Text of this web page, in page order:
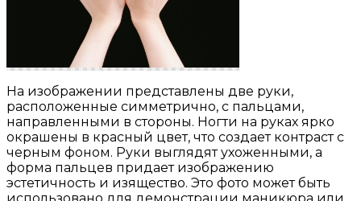
На изображении представлены две руки,
расположенные симметрично, с пальцами,
направленными в стороны. Ногти на руках ярко
окрашены в красный цвет, что создает контраст с
черным фоном. Руки выглядят ухоженными, а
форма пальцев придает изображению
эстетичность и изящество. Это фото может быть